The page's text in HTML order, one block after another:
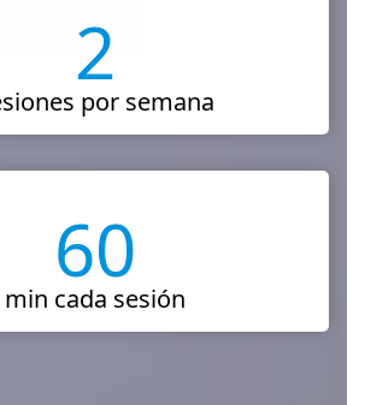
2
por semana
60
min cada sesión